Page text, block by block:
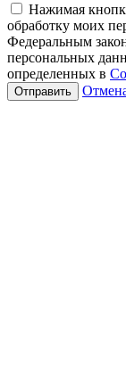
Нажимая
обработку моих
Федеральным
персональных
определенных в